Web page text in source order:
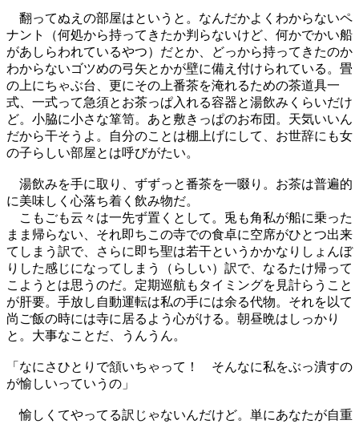
翻ってぬえの部屋はというと。なんだかよくわからないペ
ナント（何処から持ってきたか判らないけど、何かでかい船
があしらわれているやつ）だとか、どっから持ってきたのか
わからないゴツめの弓矢とかが壁に備え付けられている。畳
の上にちゃぶ台、更にその上番茶を淹れるための茶道具一
式、一式って急須とお茶っぱ入れる容器と湯飲みくらいだけ
ど。小脇に小さな箪笥。あと敷きっぱのお布団。天気いいん
だから干そうよ。自分のことは棚上げにして、お世辞にも女
の子らしい部屋とは呼びがたい。
湯飲みを手に取り、ずずっと番茶を一啜り。お茶は普遍的
に美味しく心落ち着く飲み物だ。
こもごも云々は一先ず置くとして。兎も角私が船に乗った
まま帰らない、それ即ちこの寺での食卓に空席がひとつ出来
てしまう訳で、さらに即ち聖は若干というかかなりしょんぼ
りした感じになってしまう（らしい）訳で、なるたけ帰って
こようとは思うのだ。定期巡航もタイミングを見計らうこと
が肝要。手放し自動運転は私の手には余る代物。それを以て
尚ご飯の時には寺に居るよう心がける。朝昼晩はしっかり
と。大事なことだ、うんうん。
「なにさひとりで頷いちゃって！ そんなに私をぶっ潰すの
が愉しいっていうの」
愉しくてやってる訳じゃないんだけど。単にあなたが自重